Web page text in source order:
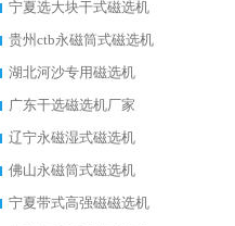
宁夏选大块干式磁选机
贵州ctb永磁筒式磁选机
湖北河沙专用磁选机
广东干选磁选机厂家
辽宁永磁湿式磁选机
佛山永磁筒式磁选机
宁夏带式高强磁磁选机